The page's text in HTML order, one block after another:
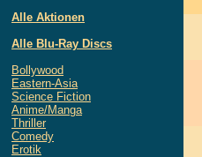
Alle Aktionen
Alle Blu-Ray Discs
Bollywood
Eastern-Asia
Science Fiction
Anime/Manga
Thriller
Comedy
Erotik